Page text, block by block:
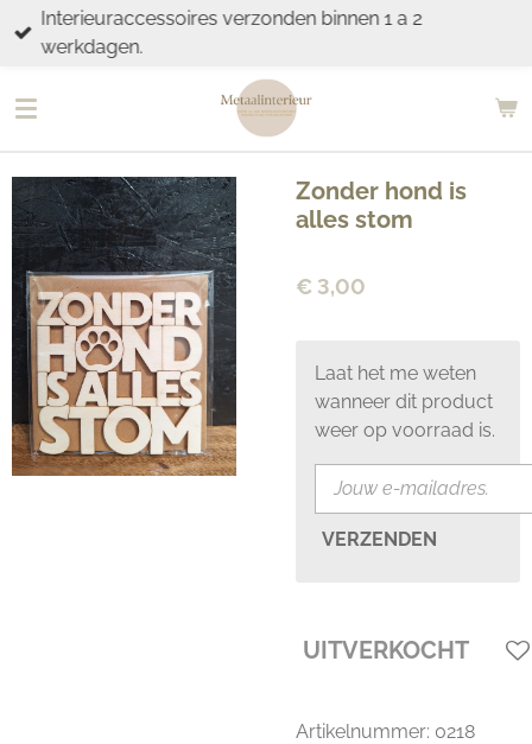
Ga
direct
de
Interieuraccessoires verzonden binnen 1 a 2
werkdagen.
Zonder hond is
alles stom
€ 3,00
Laat het me weten
wanneer dit product
weer op voorraad is.
VERZENDEN
UITVERKOCHT
Artikelnummer: 0218